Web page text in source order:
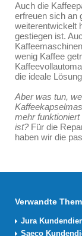
Auch die
erfreuen sich an
weiterentwickelt
gestiegen ist.
wenig Kaffee
die ideale
Aber was tun,
mehr
ist?Für die
haben wir die
Verwandte
Jura
Saeco